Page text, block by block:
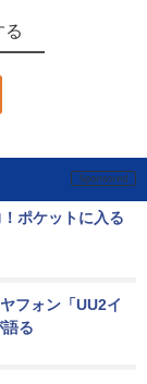
る
ポケットに入る
フォン「UU2イ
る